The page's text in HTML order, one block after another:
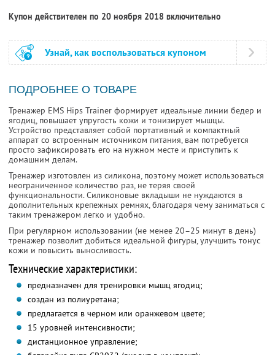
Купон действителен по 20 ноября 2018 включительно
Узнай, как воспользоваться купоном
ПОДРОБНЕЕ О ТОВАРЕ
Тренажер EMS Hips Trainer формирует идеальные линии бедер и
ягодиц, повышает упругость кожи и тонизирует мышцы.
Устройство представляет собой портативный и компактный
аппарат со встроенным источником питания, вам потребуется
просто зафиксировать его на нужном месте и приступить к
домашним делам.
Тренажер изготовлен из силикона, поэтому может использоваться
неограниченное количество раз, не теряя своей
функциональности. Силиконовые вкладыши не нуждаются в
дополнительных крепежных ремнях, благодаря чему заниматься с
таким тренажером легко и удобно.
При регулярном использовании (не менее 20–25 минут в день)
тренажер позволит добиться идеальной фигуры, улучшить тонус
кожи и повысить выносливость.
Технические характеристики:
предназначен для тренировки мышц ягодиц;
создан из полиуретана;
предлагается в черном или оранжевом цвете;
15 уровней интенсивности;
дистанционное управление;